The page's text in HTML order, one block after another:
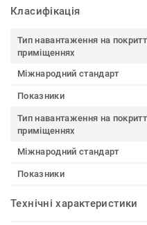
Класифікація
Тип навантаження на
приміщеннях
Міжнародний стандарт
Показники
Тип навантаження на
приміщеннях
Міжнародний стандарт
Показники
Технічні характеристики